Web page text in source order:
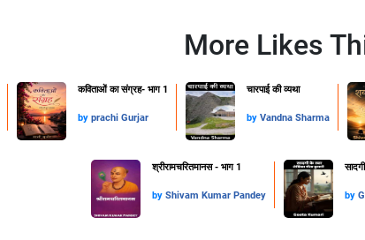
More Likes
कविताओं का संग्रह- भाग 1
by prachi Gurjar
चारपाई की व्यथा
by Vandna Sharma
श्रीरामचरितमानस - भाग 1
by Shivam Kumar Pandey by